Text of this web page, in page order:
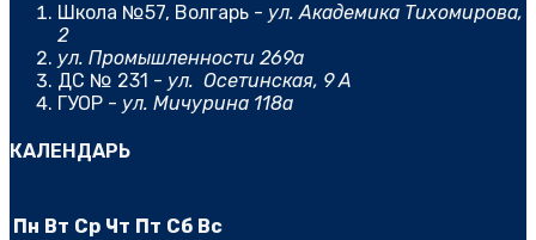
Школа №57, Волгарь - ул. Академика Тихомирова,
2
ул. Промышленности 269а
ДС № 231 - ул. Осетинская, 9 А
ГУОР - ул. Мичурина 118а
КАЛЕНДАРЬ
Пн Вт Ср Чт Пт Сб Вс